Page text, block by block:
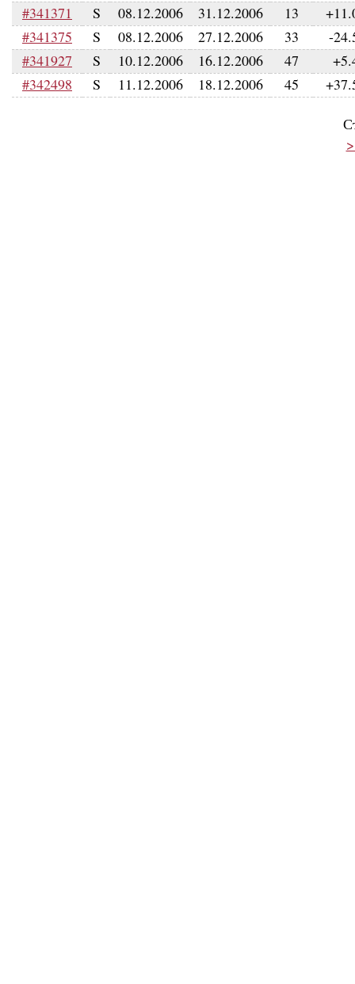
#341371
S 08.12.2006 31.12.2006 13
#341375
S 08.12.2006 27.12.2006 33
-
#341927
S 10.12.2006 16.12.2006 47
#342498
S 11.12.2006 18.12.2006 45